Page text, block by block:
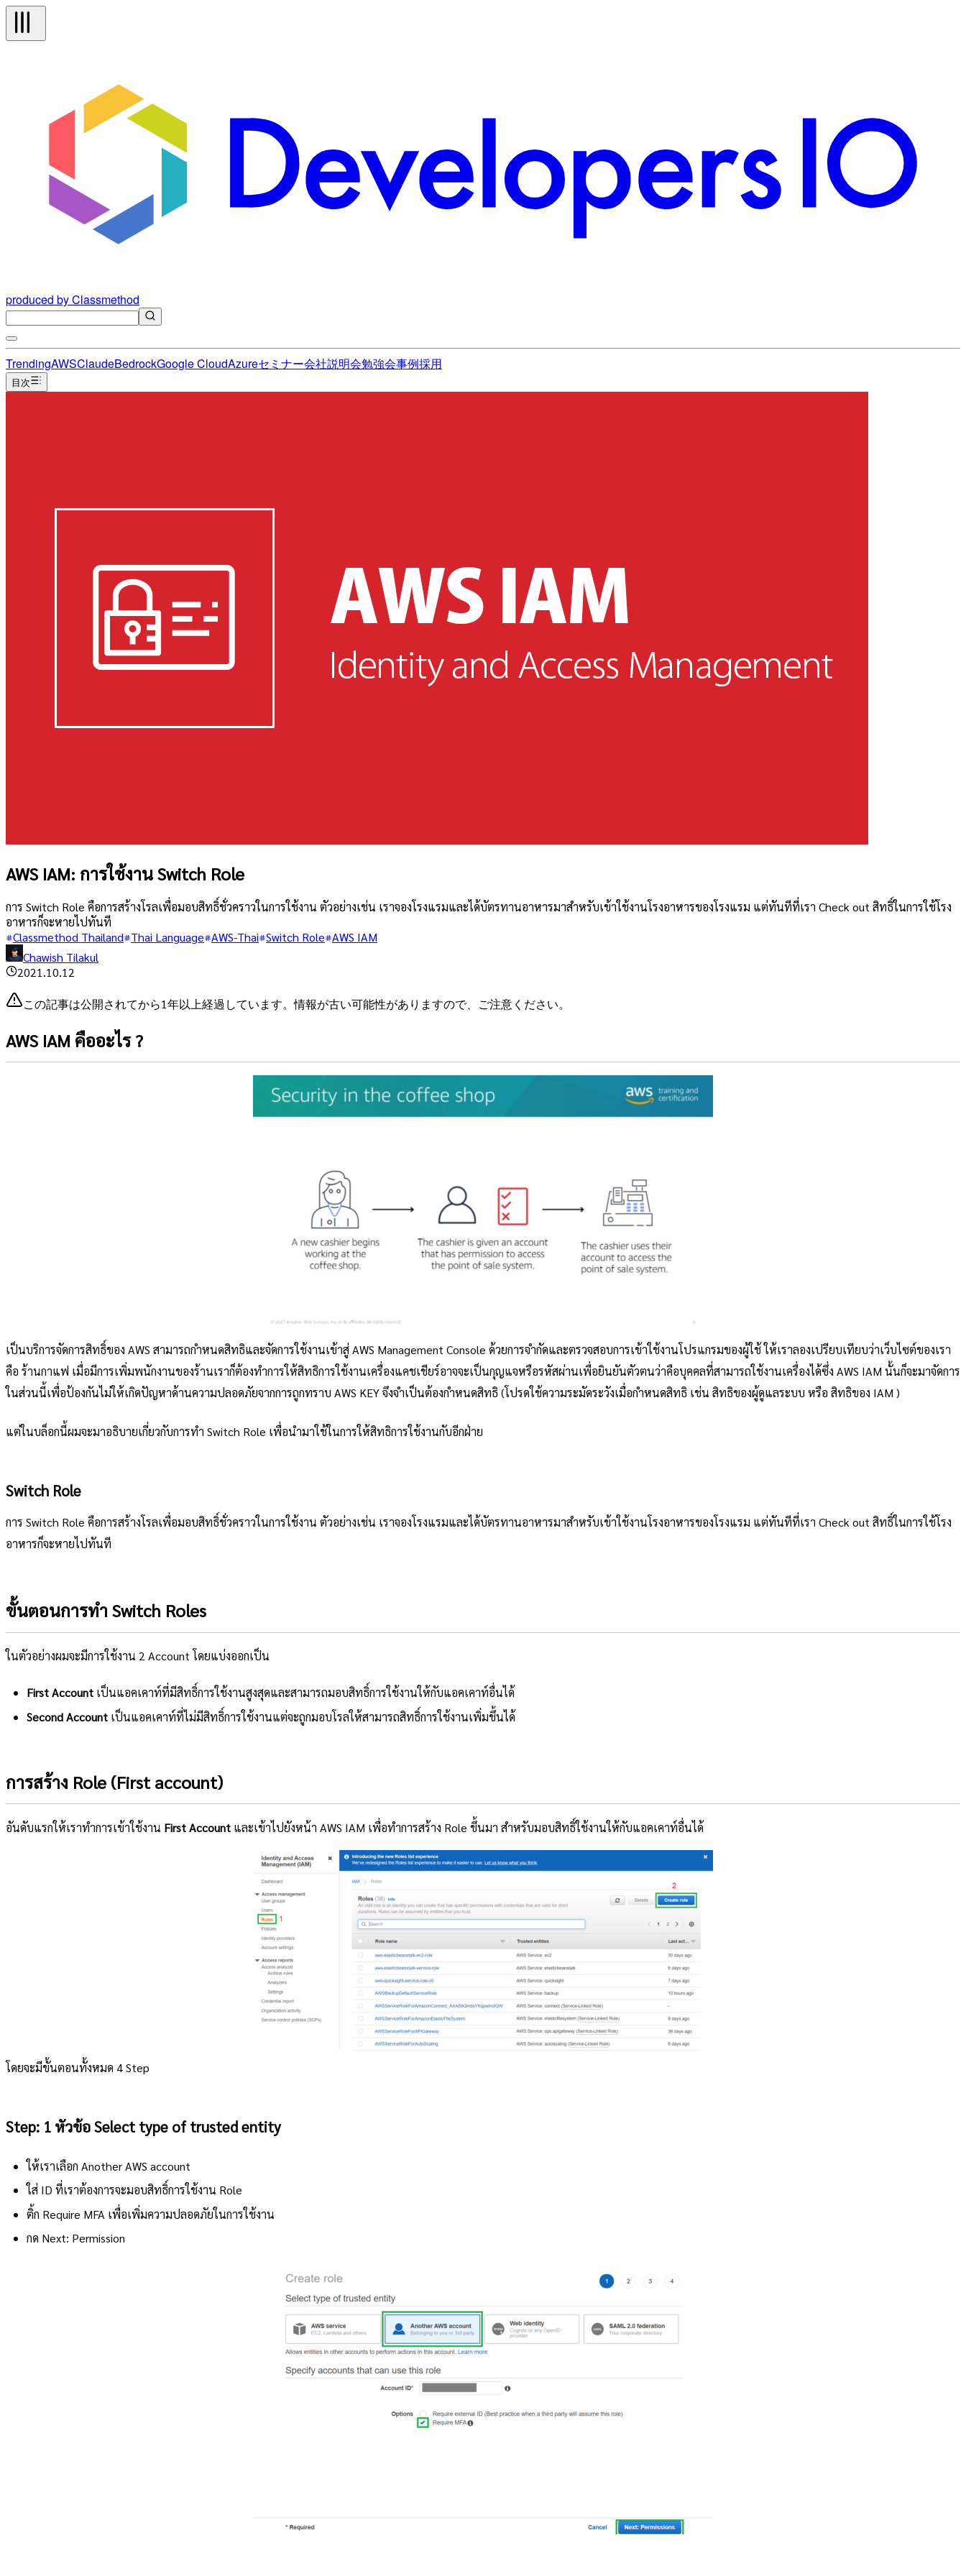
produced by Classmethod
TrendingAWSClaudeBedrockGoogle CloudAzureセミナー会社説明会勉強会事例採用
目次
AWS IAM: การใช้งาน Switch Role
การ Switch Role คือการสร้างโรลเพื่อมอบสิทธิ์ชั่วคราวในการใช้งาน ตัวอย่างเช่น เราจองโรงแรมและได้บัตรทานอาหารมาสำหรับเข้าใช้งานโรงอาหารของโรงแรม แต่ทันทีที่เรา Check out สิทธิ์ในการใช้โรง
อาหารก็จะหายไปทันที
Classmethod Thailand Thai Language AWS-Thai Switch Role AWS IAM
Chawish Tilakul
2021.10.12
この記事は公開されてから1年以上経過しています。情報が古い可能性がありますので、ご注意ください。
AWS IAM คืออะไร ?
เป็นบริการจัดการสิทธิ์ของ AWS สามารถกำหนดสิทธิและจัดการใช้งานเข้าสู่ AWS Management Console ด้วยการจำกัดและตรวจสอบการเข้าใช้งานโปรแกรมของผู้ใช้ ให้เราลองเปรียบเทียบว่าเว็บไซต์ของเรา
คือ ร้านกาแฟ เมื่อมีการเพิ่มพนักงานของร้านเราก็ต้องทำการให้สิทธิการใช้งานเครื่องแคชเชียร์อาจจะเป็นกุญแจหรือรหัสผ่านเพื่อยินยันตัวตนว่าคือบุคคลที่สามารถใช้งานเครื่องได้ซึ่ง AWS IAM นั้นก็จะมาจัดการ
ในส่วนนี้เพื่อป้องกันไม่ให้เกิดปัญหาด้านความปลอดภัยจากการถูกทราบ AWS KEY จึงจำเป็นต้องกำหนดสิทธิ (โปรดใช้ความระมัดระวังเมื่อกำหนดสิทธิ เช่น สิทธิของผู้ดูแลระบบ หรือ สิทธิของ IAM )
แต่ในบล็อกนี้ผมจะมาอธิบายเกี่ยวกับการทำ Switch Role เพื่อนำมาใช้ในการให้สิทธิการใช้งานกับอีกฝ่าย
Switch Role
การ Switch Role คือการสร้างโรลเพื่อมอบสิทธิ์ชั่วคราวในการใช้งาน ตัวอย่างเช่น เราจองโรงแรมและได้บัตรทานอาหารมาสำหรับเข้าใช้งานโรงอาหารของโรงแรม แต่ทันทีที่เรา Check out สิทธิ์ในการใช้โรง
อาหารก็จะหายไปทันที
ขั้นตอนการทำ Switch Roles
ในตัวอย่างผมจะมีการใช้งาน 2 Account โดยแบ่งออกเป็น
First Accountเป็นแอคเคาท์ที่มีสิทธิ์การใช้งานสูงสุดและสามารถมอบสิทธิ์การใช้งานให้กับแอคเคาท์อื่นได้
Second Accountเป็นแอคเคาท์ที่ไม่มีสิทธิ์การใช้งานแต่จะถูกมอบโรลให้สามารถสิทธิ์การใช้งานเพิ่มขึ้นได้
การสร้าง Role (First account)
อันดับแรกให้เราทำการเข้าใช้งาน First Account และเข้าไปยังหน้า AWS IAM เพื่อทำการสร้าง Role ขึ้นมา สำหรับมอบสิทธิ์ใช้งานให้กับแอคเคาท์อื่นได้
โดยจะมีขั้นตอนทั้งหมด 4 Step
Step: 1 หัวข้อ Select type of trusted entity
ให้เราเลือก Another AWS account
ใส่ ID ที่เราต้องการจะมอบสิทธิ์การใช้งาน Role
ติ้ก Require MFA เพื่อเพิ่มความปลอดภัยในการใช้งาน
กด Next: Permission